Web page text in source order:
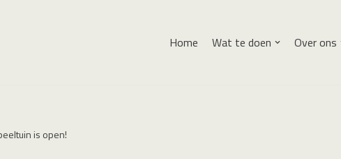
Home Wat te doen Over ons
is open!